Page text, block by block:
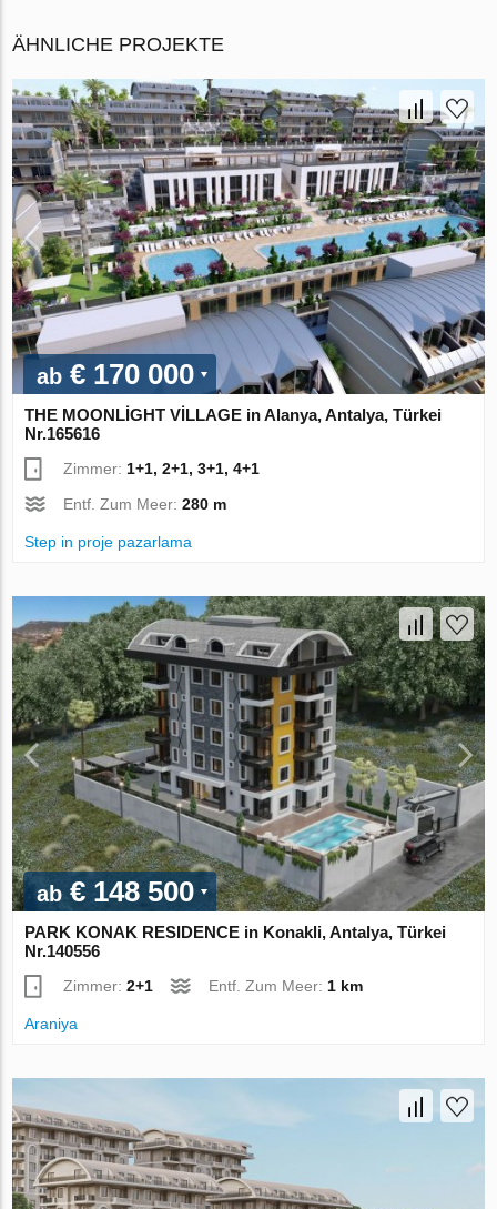
ÄHNLICHE PROJEKTE
ab € 170 000
THE MOONLİGHT VİLLAGE in Alanya, Antalya, Türkei
Nr.165616
Zimmer: 1+1, 2+1, 3+1, 4+1
Entf. Zum Meer:280 m
Step in proje pazarlama
ab € 148 500
PARK KONAK RESIDENCE in Konakli, Antalya, Türkei
Nr.140556
Zimmer:2+1 Entf. Zum Meer: 1 km
Araniya